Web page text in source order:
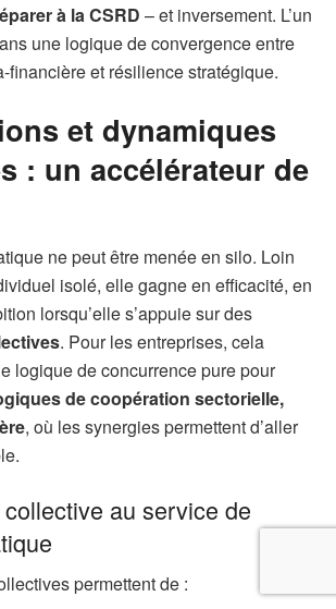
à la CSRD – et inversement. L’un
une logique de convergence entre
financière et résilience stratégique.
et dynamiques
: un accélérateur de
ne peut être menée en silo. Loin
isolé, elle gagne en efficacité, en
lorsqu’elle s’appuie sur des
. Pour les entreprises, cela
logique de concurrence pure pour
de coopération sectorielle,
, où les synergies permettent d’aller
collective au service de
permettent de :